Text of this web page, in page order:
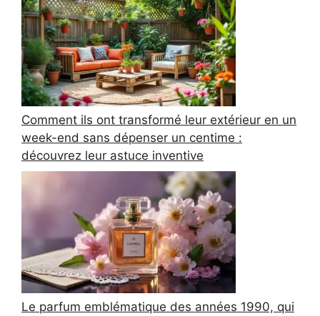
Comment ils ont transformé leur extérieur en un
week-end sans dépenser un centime :
découvrez leur astuce inventive
Le parfum emblématique des années 1990, qui